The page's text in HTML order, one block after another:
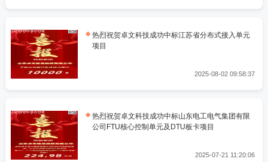
热烈祝贺卓文科技成功中标江苏省分布式接入单元
项目
2025-08-02 09:58:37
热烈祝贺卓文科技成功中标山东电工电气集团有限
公司FTU核心控制单元及DTU板卡项目
2025-07-21 11:20:06